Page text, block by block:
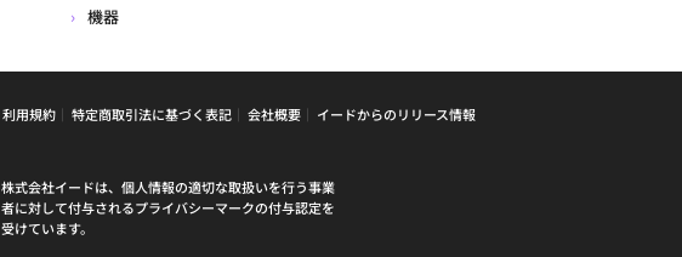
機器
利用規約 特定商取引法に基づく表記 会社概要 イードからのリリース情報
株式会社イードは、個人情報の適切な取扱いを行う事業
者に対して付与されるプライバシーマークの付与認定を
受けています。